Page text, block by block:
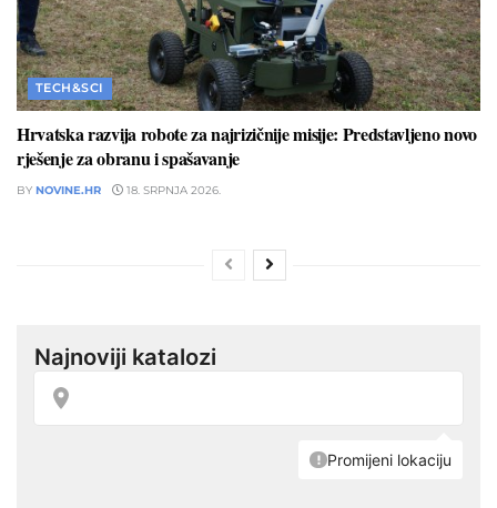
TECH&SCI
Hrvatska razvija robote za najrizičnije misije: Predstavljeno novo
rješenje za obranu i spašavanje
BY NOVINE.HR 18. SRPNJA 2026.